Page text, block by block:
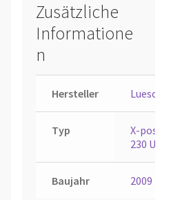
Zusätzliche
Informatione
n
Hersteller
Typ
X-pose
230 UV
Baujahr 2009